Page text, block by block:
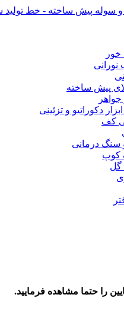
پیش ساخته
دکوراتیو و تزئینی
کف
سنگ درمانی
کوپ
گل
را حتما مشاهده فرمایید.